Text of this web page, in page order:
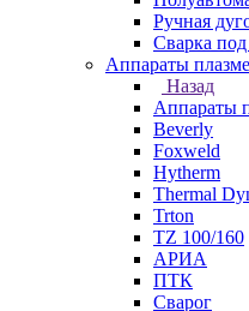
Ручная
Сварка
Аппараты
Назад
Аппараты
Beverly
Foxweld
Hytherm
Thermal
Trton
TZ 100/160
АРИА
ПТК
Сварог